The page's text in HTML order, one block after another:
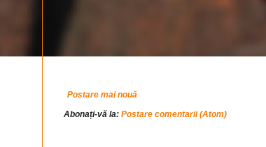
Postare mai nouă
Abonați-vă la: Postare comentarii (Atom)